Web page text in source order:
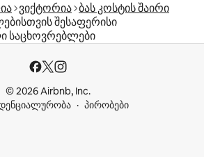
ვიქტორია ბას კოსტის შაირი
შესაფერისი
საცხოვრებლები
© 2026 Airbnb, Inc.
პირობები